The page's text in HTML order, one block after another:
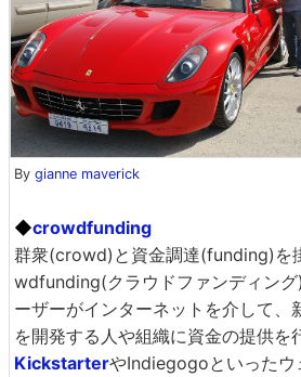
By gianne maverick
◆crowdfunding
群衆(crowd)と資金調達(funding)を
wdfunding(クラウドファンディン
ーザーがインターネットを介して、
を開発する人や組織に資金の提供を
KickstarterやIndiegogoといったウ